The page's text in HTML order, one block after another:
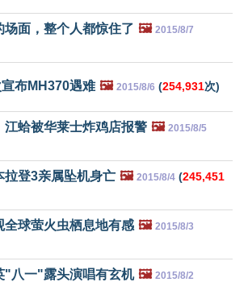
场面，整个人都惊住了 🖼️ 2015/8/7
布MH370遇难 🖼️ 2015/8/6 (254,931次)
江蛤被华莱士炸鸡店报警 🖼️ 2015/8/5
拉登3亲属坠机身亡 🖼️ 2015/8/4 (245,451
全球萤火虫栖息地有感 🖼️ 2015/8/3
"八一"露头演唱有玄机 🖼️ 2015/8/2